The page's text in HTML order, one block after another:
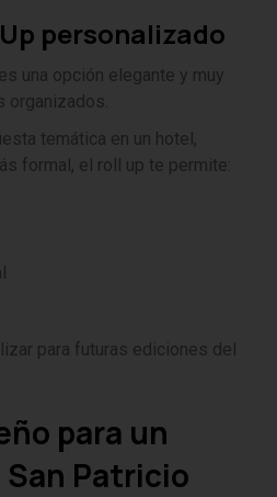
personalizado
una opción elegante y muy
organizados.
temática en un hotel,
formal, el roll up te permite:
para futuras ediciones del
para un
Patricio